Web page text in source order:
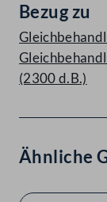
Bezug zu
(2300 d.B.)
Ähnliche